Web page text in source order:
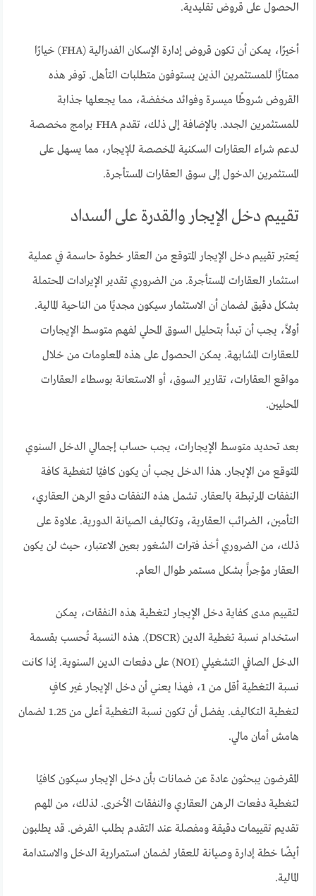
الحصول على قروض تقليدية.
أخيرًا، يمكن أن تكون قروض إدارة الإسكان الفدرالية (FHA) خيارًا
ممتازًا للمستثمرين الذين يستوفون متطلبات التأهل. توفر هذه
القروض شروطًا ميسرة وفوائد مخفضة، مما يجعلها جذابة
للمستثمرين الجدد. بالإضافة إلى ذلك، تقدم FHA برامج مخصصة
لدعم شراء العقارات السكنية المخصصة للإيجار، مما يسهل على
المستثمرين الدخول إلى سوق العقارات المستأجرة.
تقييم دخل الإيجار والقدرة على السداد
يُعتبر تقييم دخل الإيجار المتوقع من العقار خطوة حاسمة في عملية
استثمار العقارات المستأجرة. من الضروري تقدير الإيرادات المحتملة
بشكل دقيق لضمان أن الاستثمار سيكون مجديًا من الناحية المالية.
أولاً، يجب أن تبدأ بتحليل السوق المحلي لفهم متوسط الإيجارات
للعقارات المشابهة. يمكن الحصول على هذه المعلومات من خلال
مواقع العقارات، تقارير السوق، أو الاستعانة بوسطاء العقارات
المحليين.
بعد تحديد متوسط الإيجارات، يجب حساب إجمالي الدخل السنوي
المتوقع من الإيجار. هذا الدخل يجب أن يكون كافيًا لتغطية كافة
النفقات المرتبطة بالعقار. تشمل هذه النفقات دفع الرهن العقاري،
التأمين، الضرائب العقارية، وتكاليف الصيانة الدورية. علاوة على
ذلك، من الضروري أخذ فترات الشغور بعين الاعتبار، حيث لن يكون
العقار مؤجراً بشكل مستمر طوال العام.
لتقييم مدى كفاية دخل الإيجار لتغطية هذه النفقات، يمكن
استخدام نسبة تغطية الدين (DSCR). هذه النسبة تُحسب بقسمة
الدخل الصافي التشغيلي (NOI) على دفعات الدين السنوية. إذا كانت
نسبة التغطية أقل من 1، فهذا يعني أن دخل الإيجار غير كافٍ
لتغطية التكاليف. يفضل أن تكون نسبة التغطية أعلى من 1.25 لضمان
هامش أمان مالي.
المقرضون يبحثون عادة عن ضمانات بأن دخل الإيجار سيكون كافيًا
لتغطية دفعات الرهن العقاري والنفقات الأخرى. لذلك، من المهم
تقديم تقييمات دقيقة ومفصلة عند التقدم بطلب القرض. قد يطلبون
أيضًا خطة إدارة وصيانة للعقار لضمان استمرارية الدخل والاستدامة
المالية.